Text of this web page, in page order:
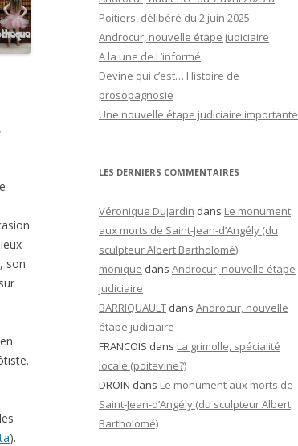
son
).
Poitiers, délibéré du 2 juin 2025
Androcur, nouvelle étape judiciaire
A la une de L’informé
Devine qui c’est… Histoire de
prosopagnosie
Une nouvelle étape judiciaire importante
LES DERNIERS COMMENTAIRES
Véronique Dujardin dans Le monument
aux morts de Saint-Jean-d’Angély (du
sculpteur Albert Bartholomé)
monique dans Androcur, nouvelle étape
judiciaire
BARRIQUAULT dans Androcur, nouvelle
étape judiciaire
FRANCOIS dans La grimolle, spécialité
locale (poitevine?)
DROIN dans Le monument aux morts de
Saint-Jean-d’Angély (du sculpteur Albert
Bartholomé)